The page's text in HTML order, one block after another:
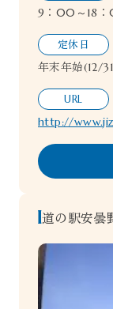
9：00～18
定休日
年末年始(12/
URL
http://
道の駅安曇